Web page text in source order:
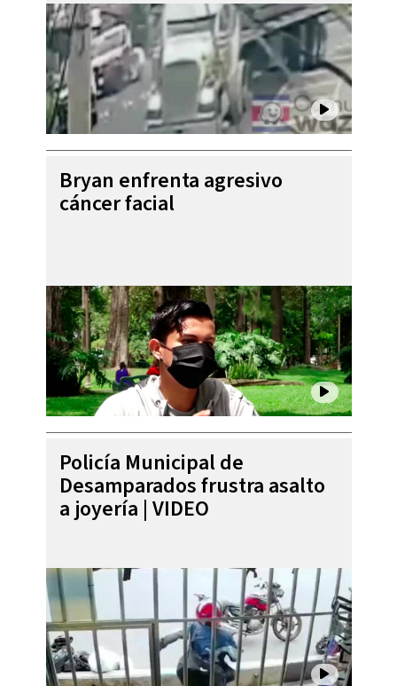
Bryan enfrenta agresivo
cáncer facial
Policía Municipal de
Desamparados frustra asalto
a joyería | VIDEO